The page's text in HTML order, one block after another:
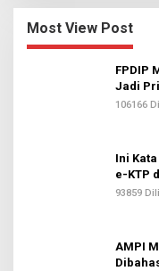
Most View Post
FPDIP
Jadi
106166
Ini
e-KTP
93859
AMPI